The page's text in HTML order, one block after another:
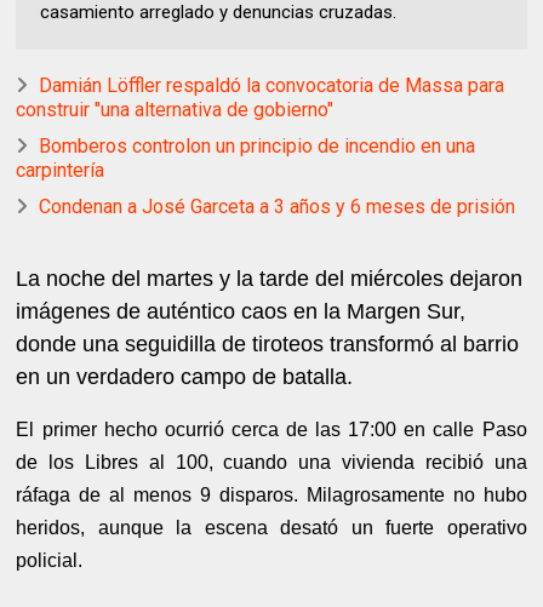
casamiento arreglado y denuncias cruzadas.
Damián Löffler respaldó la convocatoria de Massa para
construir "una alternativa de gobierno"
Bomberos controlon un principio de incendio en una
carpintería
Condenan a José Garceta a 3 años y 6 meses de prisión
La noche del martes y la tarde del miércoles dejaron
imágenes de auténtico caos en la Margen Sur,
donde una seguidilla de tiroteos transformó al barrio
en un verdadero campo de batalla.
El primer hecho ocurrió cerca de las 17:00 en calle Paso
de los Libres al 100, cuando una vivienda recibió una
ráfaga de al menos 9 disparos. Milagrosamente no hubo
heridos, aunque la escena desató un fuerte operativo
policial.